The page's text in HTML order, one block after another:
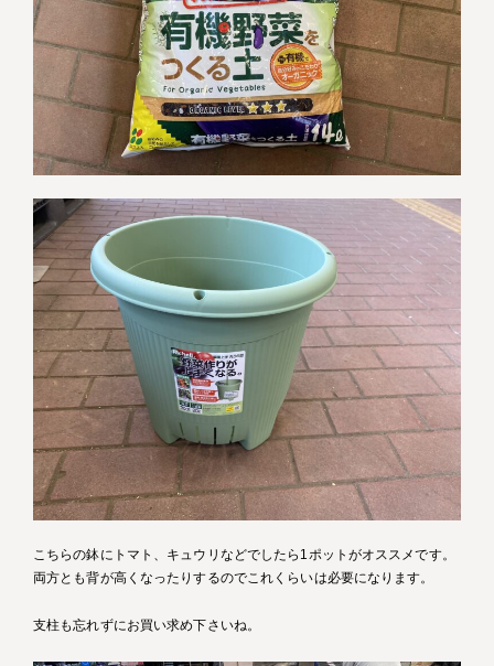
こちらの鉢にトマト、キュウリなどでしたら1ポットがオススメです。
両方とも背が高くなったりするのでこれくらいは必要になります。
支柱も忘れずにお買い求め下さいね。